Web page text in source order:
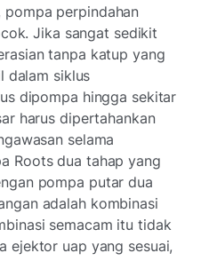
pompa perpindahan
Jika sangat sedikit
tanpa katup yang
dalam siklus
dipompa hingga sekitar
harus dipertahankan
selama
Roots dua tahap yang
pompa putar dua
adalah kombinasi
semacam itu tidak
ejektor uap yang sesuai,